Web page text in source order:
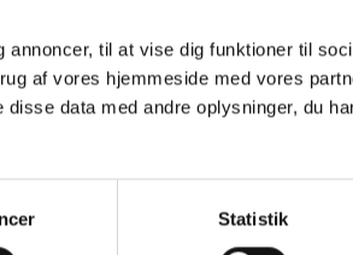
til at vise dig funktioner til
af vores hjemmeside med vores
data med andre oplysninger, du
Statistik
deres sociale aktiviteter, forbrug af
samt transport relativt mere end andre
blandt de almene lejere og i resten af
er vægtet ift. den danske voksne